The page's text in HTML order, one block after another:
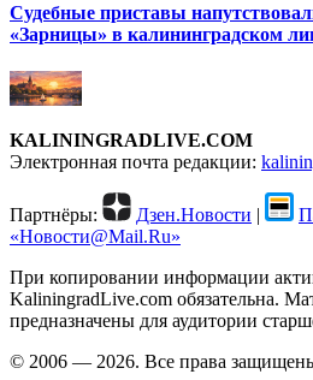
Судебные приставы
«Зарницы» в калининградском
KALININGRADLIVE.COM
Электронная почта редакции:
Партнёры: Дзен.Новости |
«Новости@Mail.Ru»
При копировании информации
KaliningradLive.com обязательна.
предназначены для аудитории
© 2006 — 2026. Все права